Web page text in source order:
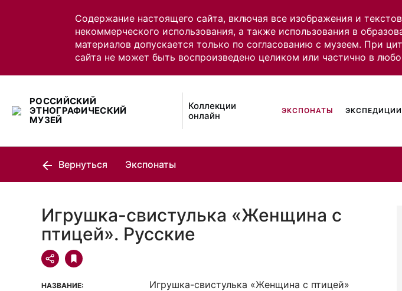
Содержание настоящего сайта, включая все изображения и
некоммерческого использования, а также использования в
материалов допускается только по согласованию с музеем. При
сайта не может быть воспроизведено целиком или частично в
РОССИЙСКИЙ
ЭТНОГРАФИЧЕСКИЙ
МУЗЕЙ
Коллекции
онлайн
ЭКСПОНАТЫ ЭКСПЕДИЦИИ
Вернуться Экспонаты
Игрушка-свистулька «Женщина с
птицей». Русские
НАЗВАНИЕ: Игрушка-свистулька «Женщина с птицей»